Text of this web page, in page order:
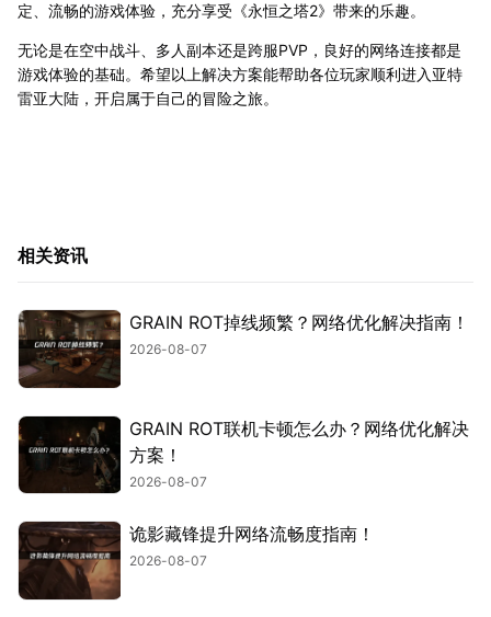
定、流畅的游戏体验，充分享受《永恒之塔2》带来的乐趣。
无论是在空中战斗、多人副本还是跨服PVP，良好的网络连接都是
游戏体验的基础。希望以上解决方案能帮助各位玩家顺利进入亚特
雷亚大陆，开启属于自己的冒险之旅。
相关资讯
GRAIN ROT掉线频繁？网络优化解决指南！
2026-08-07
GRAIN ROT联机卡顿怎么办？网络优化解决
方案！
2026-08-07
诡影藏锋提升网络流畅度指南！
2026-08-07